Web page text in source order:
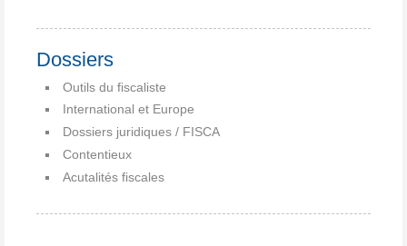
Dossiers
Outils du fiscaliste
International et Europe
Dossiers juridiques / FISCA
Contentieux
Acutalités fiscales